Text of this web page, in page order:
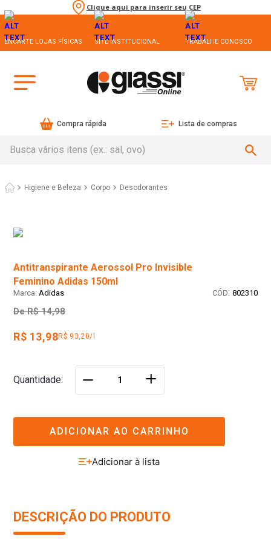
Clique aqui para inserir seu CEP
ENCARTE LOJAS FÍSICAS SITE INSTITUCIONAL TRABALHE CONOSCO
Compra rápida Lista de compras
Higiene e Beleza Corpo Desodorantes
Antitranspirante Aerossol Pro Invisible
Feminino Adidas 150ml
Adidas : 802310
De R$ 14,98
R$ 13,98R$ 93,20/l
Quantidade ＋
ADICIONAR AO CARRINHO
DESCRIÇÃO DO PRODUTO